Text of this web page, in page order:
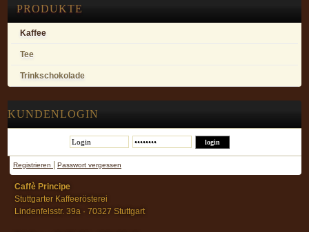
PRODUKTE
Kaffee
Tee
Trinkschokolade
KUNDENLOGIN
Registrieren | Passwort vergessen
Caffè Principe
Stuttgarter Kaffeerösterei
Lindenfelsstr. 39a · 70327 Stuttgart